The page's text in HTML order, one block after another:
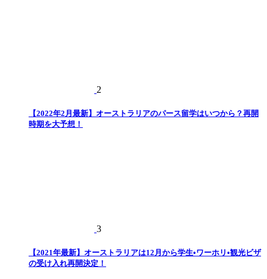
2
【2022年2月最新】オーストラリアのパース留学はいつから？再開
時期を大予想！
3
【2021年最新】オーストラリアは12月から学生•ワーホリ•観光ビザ
の受け入れ再開決定！